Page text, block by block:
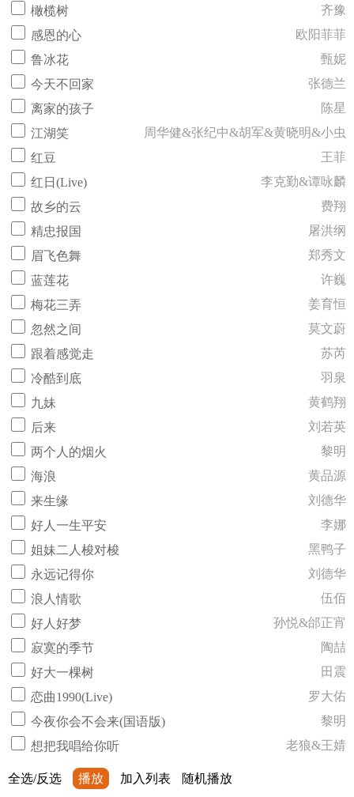
橄榄树
齐豫
感恩的心
欧阳菲菲
鲁冰花
甄妮
今天不回家
张德兰
离家的孩子
陈星
江湖笑
周华健&张纪中&胡军&黄晓明&小虫
红豆
王菲
红日(Live)
李克勤&谭咏麟
故乡的云
费翔
精忠报国
屠洪纲
眉飞色舞
郑秀文
蓝莲花
许巍
梅花三弄
姜育恒
忽然之间
莫文蔚
跟着感觉走
苏芮
冷酷到底
羽泉
九妹
黄鹤翔
后来
刘若英
两个人的烟火
黎明
海浪
黄品源
来生缘
刘德华
好人一生平安
李娜
姐妹二人梭对梭
黑鸭子
永远记得你
刘德华
浪人情歌
伍佰
好人好梦
孙悦&邰正宵
寂寞的季节
陶喆
好大一棵树
田震
恋曲1990(Live)
罗大佑
今夜你会不会来(国语版)
黎明
想把我唱给你听
老狼&王婧
全选/反选 播放 加入列表 随机播放